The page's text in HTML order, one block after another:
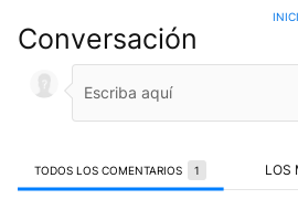
Conversación
TODOS LOS COMENTARIOS 1 LOS